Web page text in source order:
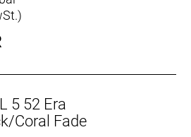
konisches Steuerrohr, interne
Schutzblechösen,
142 x12 mm
5 52 Era
Coral Fade